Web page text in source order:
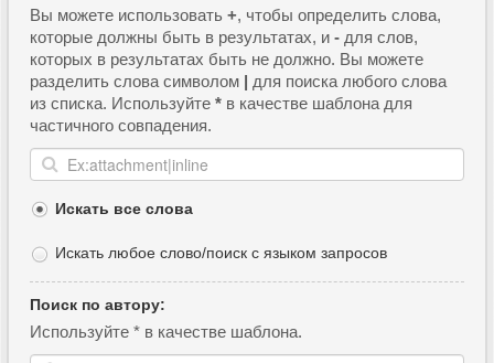
Вы можете использовать +, чтобы определить слова,
которые должны быть в результатах, и - для слов,
которых в результатах быть не должно. Вы можете
разделить слова символом | для поиска любого слова
из списка. Используйте * в качестве шаблона для
частичного совпадения.
Искать все слова
Искать любое слово/поиск с языком запросов
Поиск по автору:
Используйте * в качестве шаблона.